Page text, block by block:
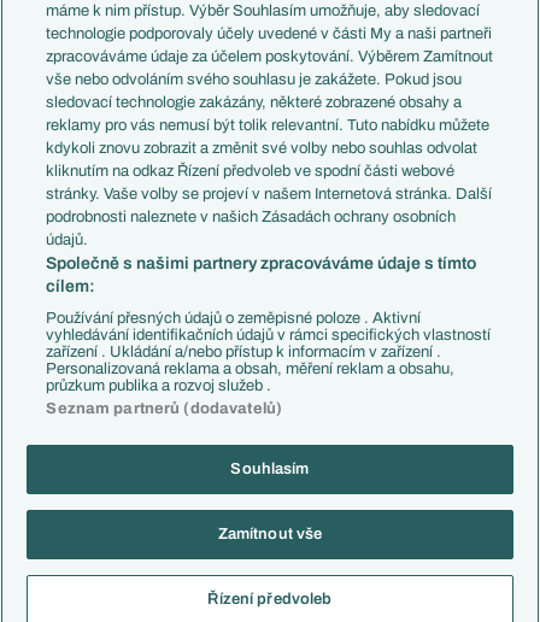
Představení týmů MS
EuroSkauting
PL v kostce
Evropské koeficienty
Přestupy
Přestupové spekulace
Zranění
Kluby
Arsenal FC
Chelsea FC
Manchester United
AC Milán
Juventus FC
Bayern Mnichov
FC Barcelona
Real Madrid
Německo
Španělsko
Argentina
Brazílie
Přestupy
Zápasy
Livescore
Tipovací soutěž
Copyright © 2001-2026 EuroFotbal.cz. Využíváme zpravodajství ČTK.
Informace o zpracování osobních údajů
máme k nim přístup. Výběr Souhlasím umožňuje, aby sledovací
technologie podporovaly účely uvedené v části My a naši partneři
zpracováváme údaje za účelem poskytování. Výběrem Zamítnout
vše nebo odvoláním svého souhlasu je zakážete. Pokud jsou
sledovací technologie zakázány, některé zobrazené obsahy a
reklamy pro vás nemusí být tolik relevantní. Tuto nabídku můžete
kdykoli znovu zobrazit a změnit své volby nebo souhlas odvolat
kliknutím na odkaz Řízení předvoleb ve spodní části webové
stránky. Vaše volby se projeví v našem Internetová stránka. Další
podrobnosti naleznete v našich Zásadách ochrany osobních
údajů.
Společně s našimi partnery zpracováváme údaje s tímto
cílem:
Používání přesných údajů o zeměpisné poloze . Aktivní
vyhledávání identifikačních údajů v rámci specifických vlastností
zařízení . Ukládání a/nebo přístup k informacím v zařízení .
Personalizovaná reklama a obsah, měření reklam a obsahu,
průzkum publika a rozvoj služeb .
Seznam partnerů (dodavatelů)
Souhlasím
Zamítnout vše
Řízení předvoleb